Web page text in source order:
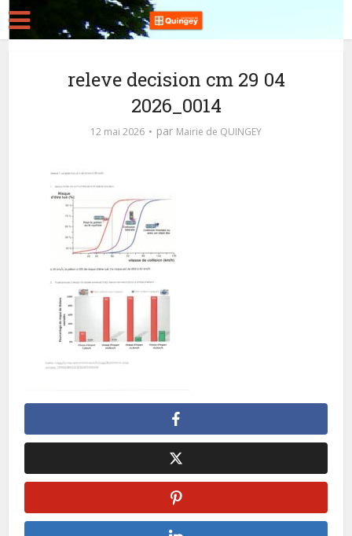
releve decision cm 29 04
2026_0014
12 mai 2026 par Mairie de QUINGEY